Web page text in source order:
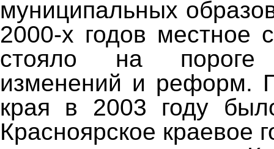
муниципальных
2000-х годов местное
стояло на пороге
изменений и реформ.
края в 2003 году
Красноярское краевое